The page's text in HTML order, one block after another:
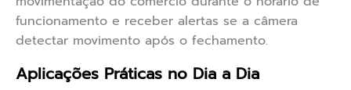
funcionamento e receber alertas se a câmera
detectar movimento após o fechamento.
Aplicações Práticas no Dia a Dia